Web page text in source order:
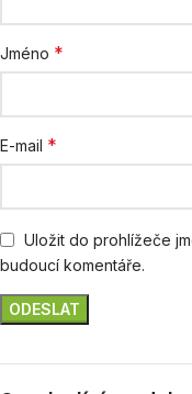
Jméno *
E-mail *
Uložit do prohlížeče
budoucí komentáře.